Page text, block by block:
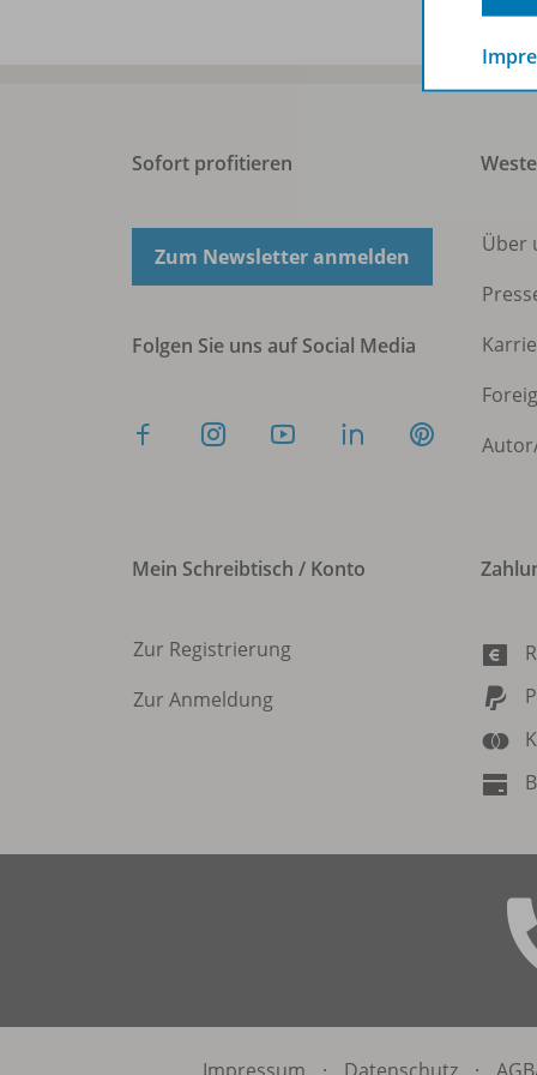
Sofort profitieren
Zum Newsletter anmelden
Folgen Sie uns auf Social Media
Über
Mein Schreibtisch / Konto
Zur Registrierung
Zur Anmeldung